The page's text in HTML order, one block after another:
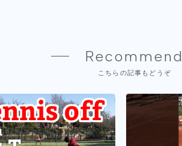
Recommend
こちらの記事もどうぞ